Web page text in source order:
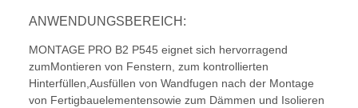
ANWENDUNGSBEREICH:
MONTAGE PRO B2 P545 eignet sich hervorragend
zumMontieren von Fenstern, zum kontrollierten
Hinterfüllen,Ausfüllen von Wandfugen nach der Montage
von Fertigbauelementensowie zum Dämmen und Isolieren